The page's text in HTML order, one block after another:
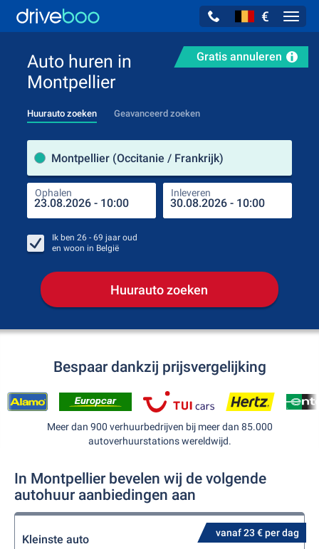
€
Gratis annuleren
Auto huren in
Montpellier
Huurauto zoeken Geavanceerd zoeken
Montpellier (Occitanie / Frankrijk)
Ophalen Inleveren
Ik ben 26 - 69 jaar oud
en woon in België
Huurauto zoeken
Bespaar dankzij prijsvergelijking
Meer dan 900 verhuurbedrijven bij meer dan 85.000
autoverhuurstations wereldwijd.
In Montpellier bevelen wij de volgende
autohuur aanbiedingen aan
vanaf 23 € per dag
Kleinste auto